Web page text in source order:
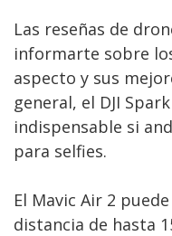
Las reseñas de
informarte sobre
aspecto y sus
general, el DJI
indispensable si
para selfies.
El Mavic Air 2
distancia de hasta